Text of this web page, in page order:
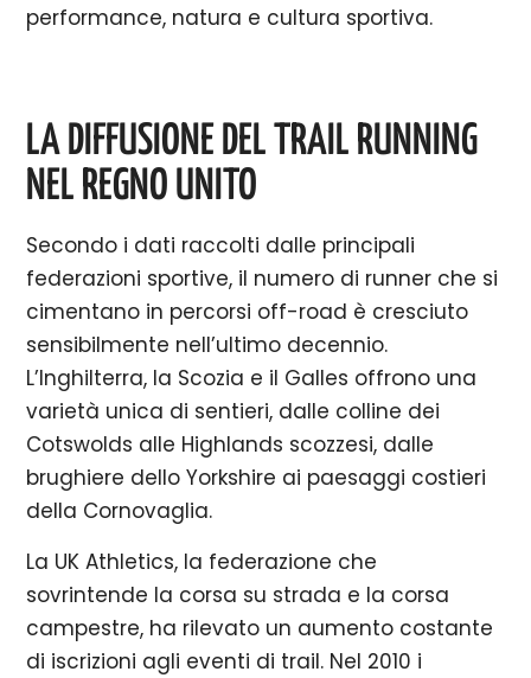
performance, natura e cultura sportiva.
LA DIFFUSIONE DEL TRAIL RUNNING
NEL REGNO UNITO
Secondo i dati raccolti dalle principali
federazioni sportive, il numero di runner che si
cimentano in percorsi off-road è cresciuto
sensibilmente nell’ultimo decennio.
L’Inghilterra, la Scozia e il Galles offrono una
varietà unica di sentieri, dalle colline dei
Cotswolds alle Highlands scozzesi, dalle
brughiere dello Yorkshire ai paesaggi costieri
della Cornovaglia.
La UK Athletics, la federazione che
sovrintende la corsa su strada e la corsa
campestre, ha rilevato un aumento costante
di iscrizioni agli eventi di trail. Nel 2010 i